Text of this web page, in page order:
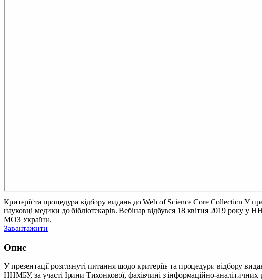
Критерії та процедура відбору видань до Web of Science Core Collection У
науковці медики до бібліотекарів. Вебінар відбувся 18 квітня 2019 року у
МОЗ України.
Завантажити
Опис
У презентації розглянуті питання щодо критеріїв та процедури відбору
ННМБУ, за участі Ірини Тихонкової, фахівчині з інформаційно-